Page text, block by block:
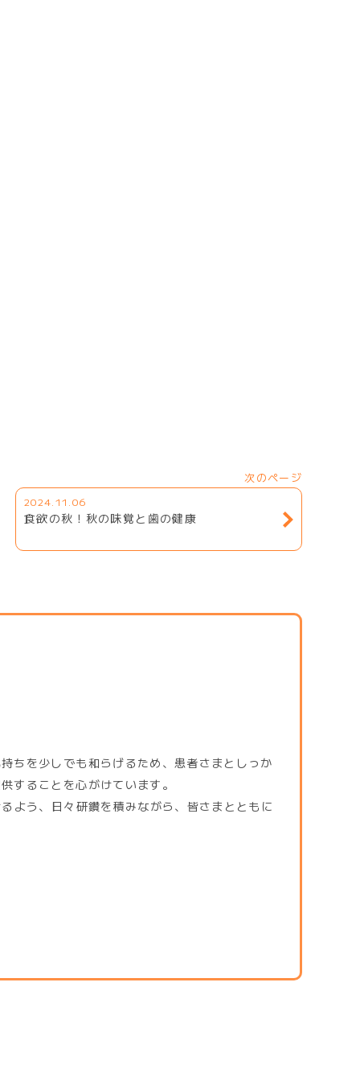
次のページ
2024.11.06
食欲の秋！秋の味覚と歯の健康
ちを少しでも和らげるため、患者さまとしっか
することを心がけています。
よう、日々研鑽を積みながら、皆さまとともに